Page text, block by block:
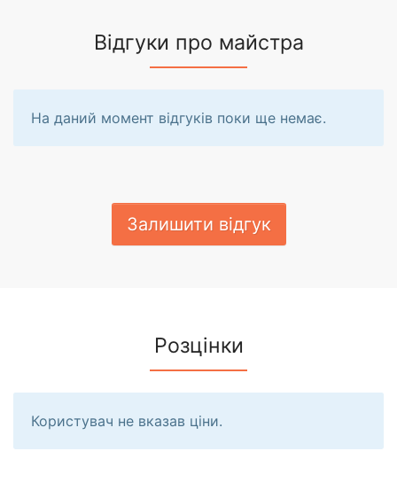
Відгуки про майстра
На даний момент відгуків поки ще немає.
Залишити відгук
Розцінки
Користувач не вказав ціни.